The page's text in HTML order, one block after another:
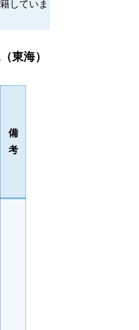
していま
東海）
備
考